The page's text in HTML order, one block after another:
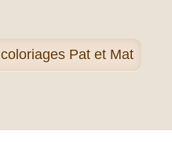
coloriages Pat et Mat